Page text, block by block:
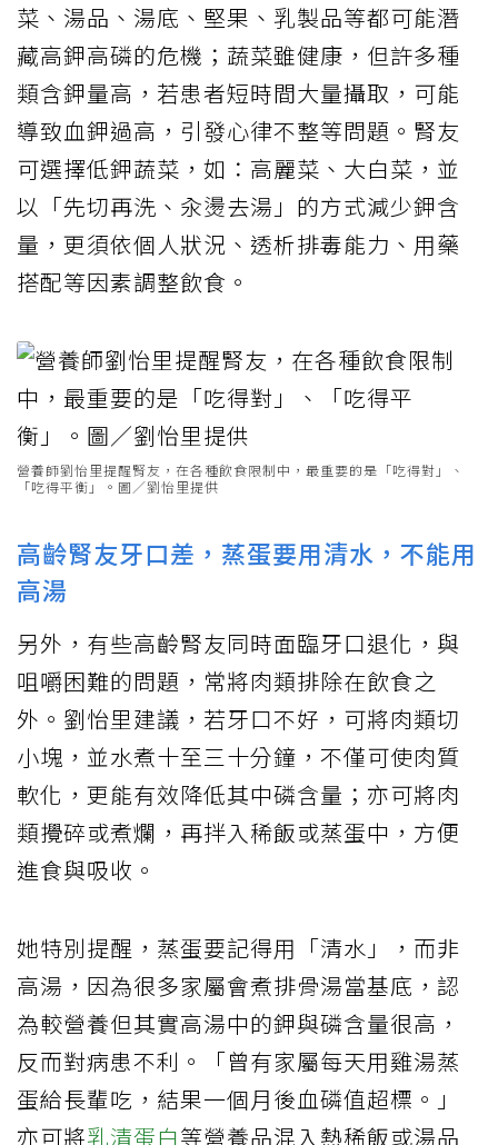
菜、湯品、湯底、堅果、乳製品等都可能潛
藏高鉀高磷的危機；蔬菜雖健康，但許多種
類含鉀量高，若患者短時間大量攝取，可能
導致血鉀過高，引發心律不整等問題。腎友
可選擇低鉀蔬菜，如：高麗菜、大白菜，並
以「先切再洗、汆燙去湯」的方式減少鉀含
量，更須依個人狀況、透析排毒能力、用藥
搭配等因素調整飲食。
營養師劉怡里提醒腎友，在各種飲食限制中，最重要的是「吃得對」、
「吃得平衡」。圖／劉怡里提供
高齡腎友牙口差，蒸蛋要用清水，不能用
高湯
另外，有些高齡腎友同時面臨牙口退化，與
咀嚼困難的問題，常將肉類排除在飲食之
外。劉怡里建議，若牙口不好，可將肉類切
小塊，並水煮十至三十分鐘，不僅可使肉質
軟化，更能有效降低其中磷含量；亦可將肉
類攪碎或煮爛，再拌入稀飯或蒸蛋中，方便
進食與吸收。
她特別提醒，蒸蛋要記得用「清水」，而非
高湯，因為很多家屬會煮排骨湯當基底，認
為較營養但其實高湯中的鉀與磷含量很高，
反而對病患不利。「曾有家屬每天用雞湯蒸
蛋給長輩吃，結果一個月後血磷值超標。」
亦可將乳清蛋白等營養品混入熱稀飯或湯品